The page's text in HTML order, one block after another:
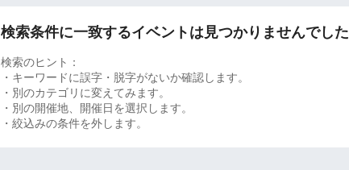
検索条件に一致するイベントは見つかりませんでした
検索のヒント：
・キーワードに誤字・脱字がないか確認します。
・別のカテゴリに変えてみます。
・別の開催地、開催日を選択します。
・絞込みの条件を外します。